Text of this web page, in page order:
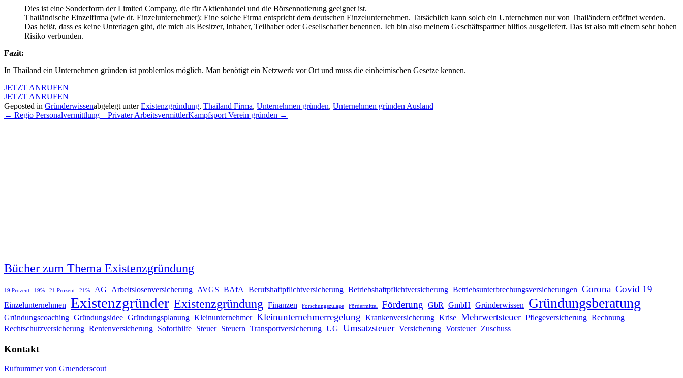
Dies ist eine Sonderform der Limited Company, die für Aktienhandel und die Börsennotierung geeignet ist.
Thailändische Einzelfirma (wie dt. Einzelunternehmer): Eine solche Firma entspricht dem deutschen Einzelunternehmen. Tatsächlich kann solch ein Unternehmen nur von Thailändern eröffnet werden.
Das heißt, dass es keine Unterlagen gibt, die mich als Besitzer, Inhaber, Teilhaber oder Gesellschafter benennen. Ich bin also meinem Geschäftspartner hilflos ausgeliefert. Das ist also mit einem sehr hohen
Risiko verbunden.
Fazit:
In Thailand ein Unternehmen gründen ist problemlos möglich. Man benötigt ein Netzwerk vor Ort und muss die einheimischen Gesetze kennen.
JETZT ANRUFEN
JETZT ANRUFEN
Geposted in Gründerwissenabgelegt unterExistenzgründung, Thailand Firma, Unternehmen gründen, Unternehmen gründen Ausland
← Regio Personalvermittlung – Privater ArbeitsvermittlerKampfsport Verein gründen →
Bücher zum Thema Existenzgründung
19 Prozent 19% 21 Prozent 21% AG Arbeitslosenversicherung AVGS BAfA Berufshaftpflichtversicherung Betriebshaftpflichtversicherung Betriebsunterbrechungsversicherungen Corona Covid 19
Einzelunternehmen Existenzgründer Existenzgründung Finanzen Forschungszulage Fördermittel Förderung GbR GmbH Gründerwissen Gründungsberatung
Gründungscoaching Gründungsidee Gründungsplanung Kleinunternehmer Kleinunternehmerregelung Krankenversicherung Krise Mehrwertsteuer Pflegeversicherung Rechnung
Rechtschutzversicherung Rentenversicherung Soforthilfe Steuer Steuern Transportversicherung UG Umsatzsteuer Versicherung Vorsteuer Zuschuss
Kontakt
Rufnummer von Gruenderscout